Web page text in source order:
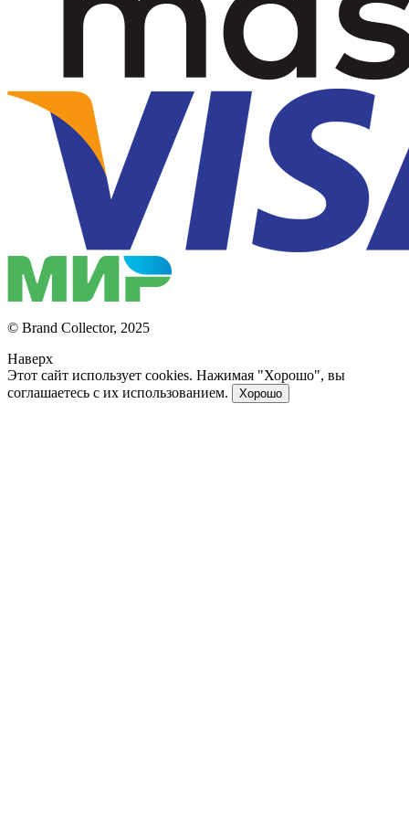
© Brand Collector, 2025
Наверх
Этот сайт использует cookies. Нажимая "Хорошо", вы
соглашаетесь с их использованием.
Хорошо